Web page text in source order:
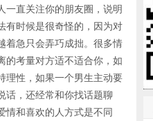
一直关注你的朋友圈，说明
有时候是很奇怪的，因为对
着急只会弄巧成拙。很多情
的考量对方适不适合你，如
理性，如果一个男生主动要
话，还经常和你找话题聊
情和喜欢的人方式是不同